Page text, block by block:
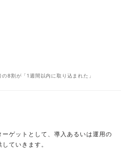
8割が「1週間以内に取り込まれた」
ゲットとして、導入あるいは運用の
ていきます。